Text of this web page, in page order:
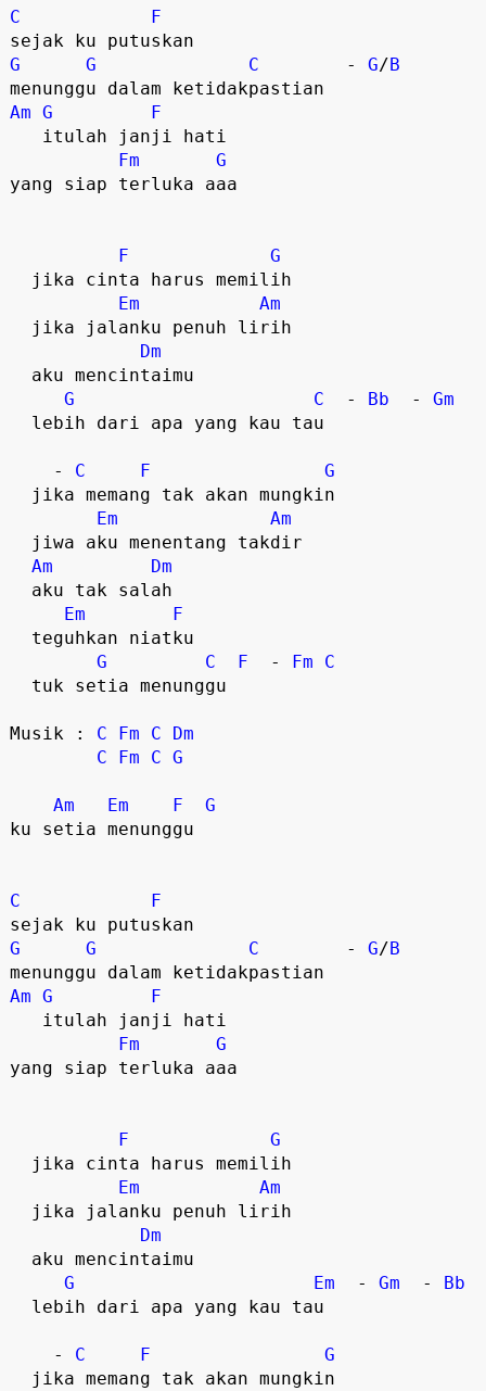
C
F
sejak ku putuskan
G
G C
        -
G/B
menunggu dalam ketidakpastian
Am G
F
   itulah janji hati
Fm
G
yang siap terluka aaa
F
G
  jika cinta harus memilih
Em
Am
  jika jalanku penuh lirih
Dm
  aku mencintaimu
G
C
  -
Bb
  -
Gm
  lebih dari apa yang kau tau
    -
C F
G
  jika memang tak akan mungkin
Em
Am
  jiwa aku menentang takdir
Am
Dm
  aku tak salah
Em
F
  teguhkan niatku
G
C F
  -
Fm
C
  tuk setia menunggu
Musik : C Fm C
Dm
C
Fm C G
Am Em F
G
ku setia menunggu
C
F
sejak ku putuskan
G
G C
        -
G/B
menunggu dalam ketidakpastian
Am G
F
   itulah janji hati
Fm
G
yang siap terluka aaa
F
G
  jika cinta harus memilih
Em
Am
  jika jalanku penuh lirih
Dm
  aku mencintaimu
G
Em
  -
Gm
  -
Bb
  lebih dari apa yang kau tau
    -
C F
G
  jika memang tak akan mungkin